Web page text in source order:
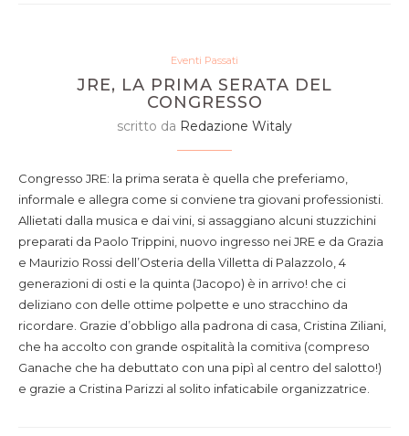
Eventi Passati
JRE, LA PRIMA SERATA DEL
CONGRESSO
scritto da Redazione Witaly
Congresso JRE: la prima serata è quella che preferiamo,
informale e allegra come si conviene tra giovani professionisti.
Allietati dalla musica e dai vini, si assaggiano alcuni stuzzichini
preparati da Paolo Trippini, nuovo ingresso nei JRE e da Grazia
e Maurizio Rossi dell’Osteria della Villetta di Palazzolo, 4
generazioni di osti e la quinta (Jacopo) è in arrivo! che ci
deliziano con delle ottime polpette e uno stracchino da
ricordare. Grazie d’obbligo alla padrona di casa, Cristina Ziliani,
che ha accolto con grande ospitalità la comitiva (compreso
Ganache che ha debuttato con una pipì al centro del salotto!)
e grazie a Cristina Parizzi al solito infaticabile organizzatrice.